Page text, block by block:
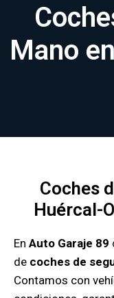
Mano
Coches
Huércal-
En Auto Garaje 89
de coches de
Contamos con